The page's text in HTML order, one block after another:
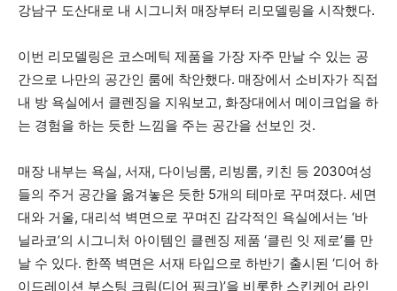
강남구 도산대로 내 시그니처 매장부터 리모델링을 시작했다.
이번 리모델링은 코스메틱 제품을 가장 자주 만날 수 있는 공
간으로 나만의 공간인 룸에 착안했다. 매장에서 소비자가 직접
내 방 욕실에서 클렌징을 지워보고, 화장대에서 메이크업을 하
는 경험을 하는 듯한 느낌을 주는 공간을 선보인 것.
매장 내부는 욕실, 서재, 다이닝룸, 리빙룸, 키친 등 2030여성
들의 주거 공간을 옮겨놓은 듯한 5개의 테마로 꾸며졌다. 세면
대와 거울, 대리석 벽면으로 꾸며진 감각적인 욕실에서는 ‘바
닐라코’의 시그니처 아이템인 클렌징 제품 ‘클린 잇 제로’를 만
날 수 있다. 한쪽 벽면은 서재 타입으로 하반기 출시된 ‘디어 하
이드레이션 부스팅 크림(디어 핑크)’을 비롯한 스킨케어 라인